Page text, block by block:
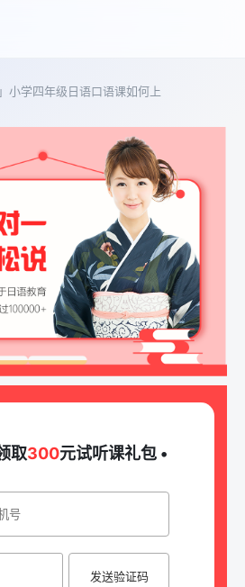
小学四年级日语口语课如何上
取300元试听课礼包 •
发送验证码